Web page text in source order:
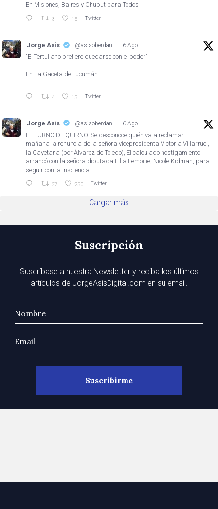
En Misiones, Baires y Chubut para Todos
3 15 Twitter
Jorge Asis @asisoberdan · 6 Ago
"El Tertuliano prefiere quedarse con el poder"
En La Gaceta de Tucumán
4 15 Twitter
Jorge Asis @asisoberdan · 6 Ago
EL TURNO DE QUIRNO. Se desconoce quién va a reclamar
mañana la renuncia de la señora vicepresidenta Victoria Villarruel,
la Cayetana (por Álvarez de Toledo), El calculado hostigamiento
arrancó con la señora diputada Lilia Lemoine, Nicole Kidman, para
seguir con la insolencia
27 250 Twitter
Cargar más
Suscripción
Suscríbase a nuestra Newsletter y reciba los últimos
artículos de JorgeAsisDigital.com en su email.